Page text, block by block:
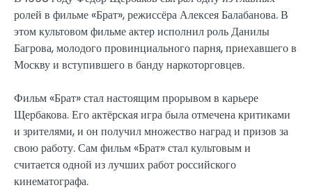
ролей в фильме «Брат», режиссёра Алексея Балабанова. В
этом культовом фильме актер исполнил роль Данилы
Багрова, молодого провинциального парня, приехавшего в
Москву и вступившего в банду наркоторговцев.
Фильм «Брат» стал настоящим прорывом в карьере
Щербакова. Его актёрская игра была отмечена критиками
и зрителями, и он получил множество наград и призов за
свою работу. Сам фильм «Брат» стал культовым и
считается одной из лучших работ российского
кинематографа.